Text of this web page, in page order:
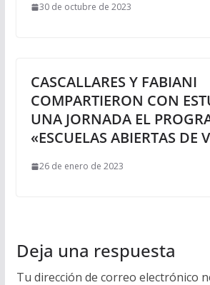
30 de octubre de 2023
CASCALLARES Y FABIANI
COMPARTIERON CON
UNA JORNADA EL
«ESCUELAS ABIERTAS DE
26 de enero de 2023
Deja una respuesta
Tu dirección de correo electrónico